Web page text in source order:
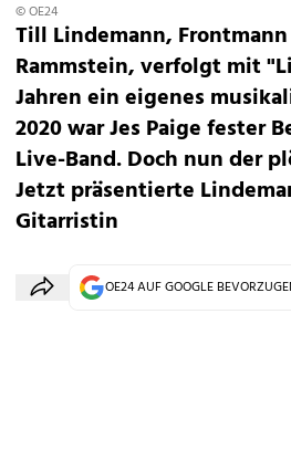
© OE24
Till Lindemann,
Rammstein, verfolgt mit
Jahren ein eigenes
2020 war Jes Paige fester
Live-Band. Doch nun der
Jetzt präsentierte
Gitarristin
OE24 AUF GOOGLE